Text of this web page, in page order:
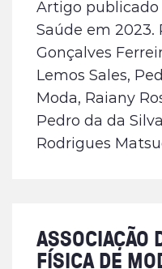
Artigo publicado
Saúde em 2023.
Gonçalves
Lemos Sales,
Moda, Raiany
Pedro da da
Rodrigues
ASSOCIAÇÃO
FÍSICA DE